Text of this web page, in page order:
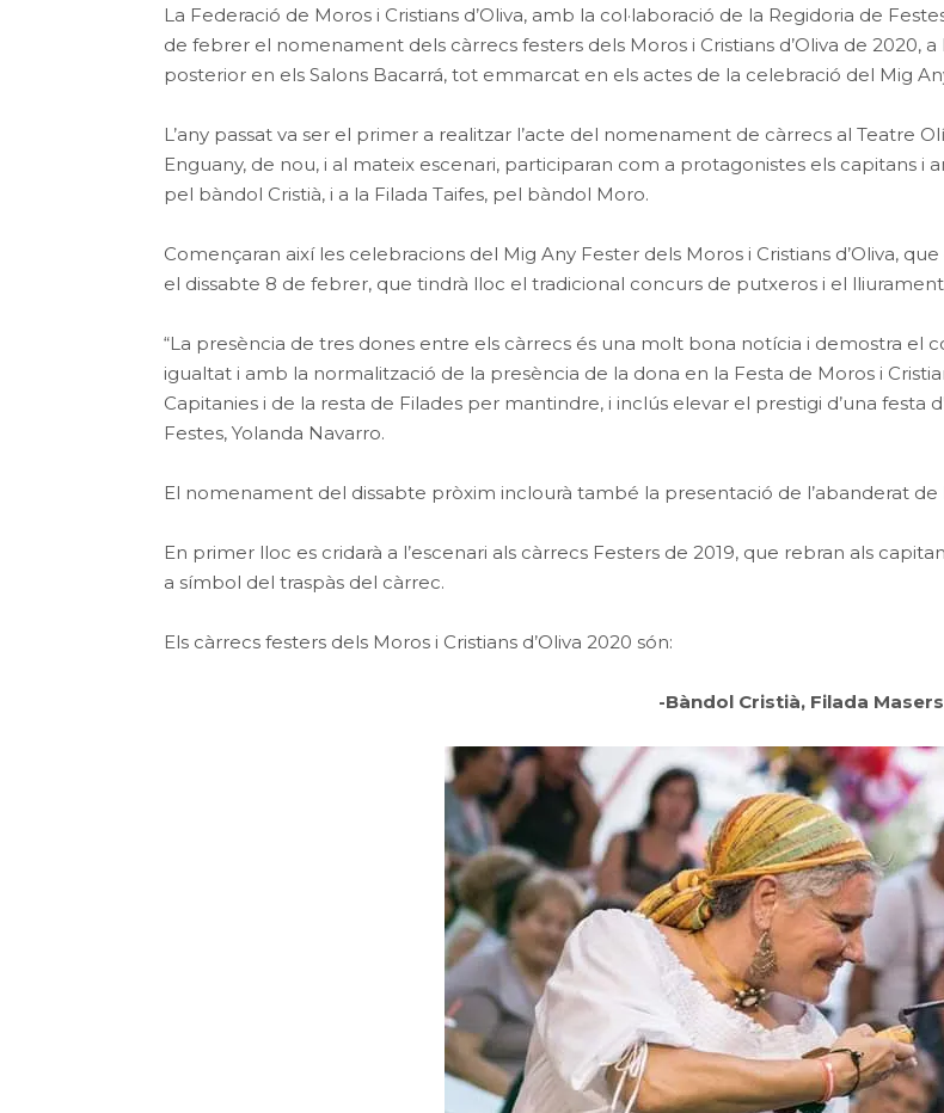
La Federació de Moros i Cristians d’Oliva, amb la col·laboració de la Regidoria de
de febrer el nomenament dels càrrecs festers dels Moros i Cristians d’Oliva de 2020,
posterior en els Salons Bacarrá, tot emmarcat en els actes de la celebració del Mig
L’any passat va ser el primer a realitzar l’acte del nomenament de càrrecs al Teatre
Enguany, de nou, i al mateix escenari, participaran com a protagonistes els capitans i
pel bàndol Cristià, i a la Filada Taifes, pel bàndol Moro.
Començaran així les celebracions del Mig Any Fester dels Moros i Cristians d’Oliva,
el dissabte 8 de febrer, que tindrà lloc el tradicional concurs de putxeros i el
“La presència de tres dones entre els càrrecs és una molt bona notícia i demostra el
igualtat i amb la normalització de la presència de la dona en la Festa de Moros i
Capitanies i de la resta de Filades per mantindre, i inclús elevar el prestigi d’una festa
Festes, Yolanda Navarro.
El nomenament del dissabte pròxim inclourà també la presentació de l’abanderat de
En primer lloc es cridarà a l’escenari als càrrecs Festers de 2019, que rebran als
a símbol del traspàs del càrrec.
Els càrrecs festers dels Moros i Cristians d’Oliva 2020 són:
-Bàndol Cristià, Filada